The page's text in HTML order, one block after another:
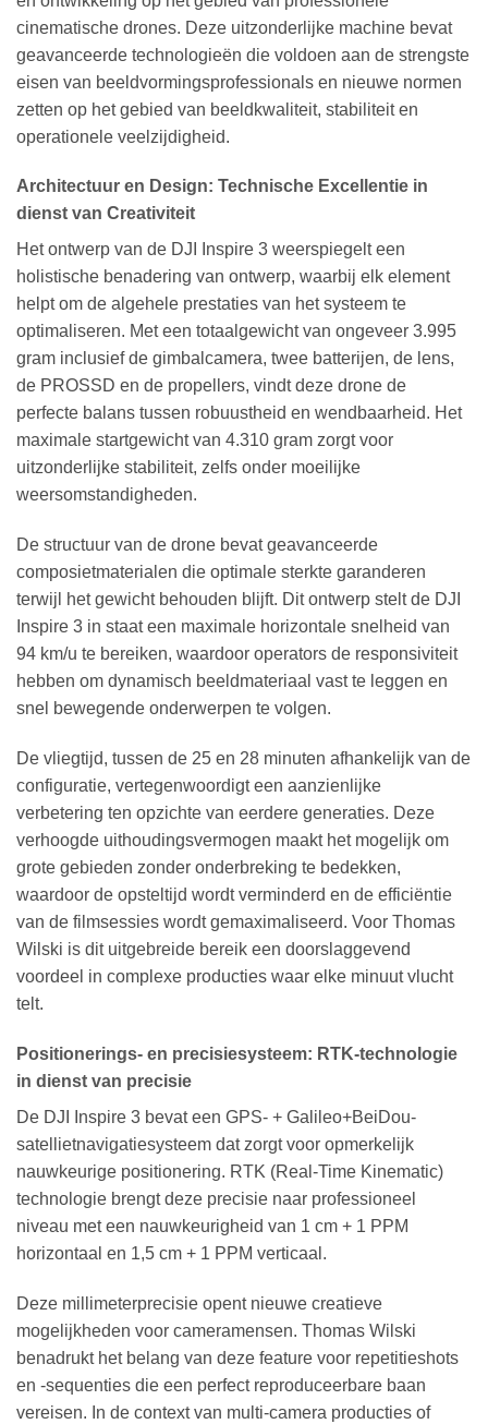
cinematische drones. Deze uitzonderlijke machine bevat
geavanceerde technologieën die voldoen aan de strengste
eisen van beeldvormingsprofessionals en nieuwe normen
zetten op het gebied van beeldkwaliteit, stabiliteit en
operationele veelzijdigheid.
Architectuur en Design: Technische Excellentie in
dienst van Creativiteit
Het ontwerp van de DJI Inspire 3 weerspiegelt een
holistische benadering van ontwerp, waarbij elk element
helpt om de algehele prestaties van het systeem te
optimaliseren. Met een totaalgewicht van ongeveer 3.995
gram inclusief de gimbalcamera, twee batterijen, de lens,
de PROSSD en de propellers, vindt deze drone de
perfecte balans tussen robuustheid en wendbaarheid. Het
maximale startgewicht van 4.310 gram zorgt voor
uitzonderlijke stabiliteit, zelfs onder moeilijke
weersomstandigheden.
De structuur van de drone bevat geavanceerde
composietmaterialen die optimale sterkte garanderen
terwijl het gewicht behouden blijft. Dit ontwerp stelt de DJI
Inspire 3 in staat een maximale horizontale snelheid van
94 km/u te bereiken, waardoor operators de responsiviteit
hebben om dynamisch beeldmateriaal vast te leggen en
snel bewegende onderwerpen te volgen.
De vliegtijd, tussen de 25 en 28 minuten afhankelijk van de
configuratie, vertegenwoordigt een aanzienlijke
verbetering ten opzichte van eerdere generaties. Deze
verhoogde uithoudingsvermogen maakt het mogelijk om
grote gebieden zonder onderbreking te bedekken,
waardoor de opsteltijd wordt verminderd en de efficiëntie
van de filmsessies wordt gemaximaliseerd. Voor Thomas
Wilski is dit uitgebreide bereik een doorslaggevend
voordeel in complexe producties waar elke minuut vlucht
telt.
Positionerings- en precisiesysteem: RTK-technologie
in dienst van precisie
De DJI Inspire 3 bevat een GPS- + Galileo+BeiDou-
satellietnavigatiesysteem dat zorgt voor opmerkelijk
nauwkeurige positionering. RTK (Real-Time Kinematic)
technologie brengt deze precisie naar professioneel
niveau met een nauwkeurigheid van 1 cm + 1 PPM
horizontaal en 1,5 cm + 1 PPM verticaal.
Deze millimeterprecisie opent nieuwe creatieve
mogelijkheden voor cameramensen. Thomas Wilski
benadrukt het belang van deze feature voor repetitieshots
en -sequenties die een perfect reproduceerbare baan
vereisen. In de context van multi-camera producties of